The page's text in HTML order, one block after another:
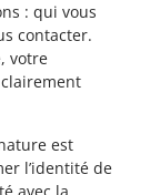
: qui vous
contacter.
votre
est
l’identité de